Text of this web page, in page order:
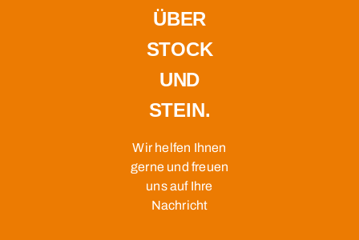
ÜBER
STOCK
UND
STEIN.
Wir helfen Ihnen
gerne und freuen
uns auf Ihre
Nachricht